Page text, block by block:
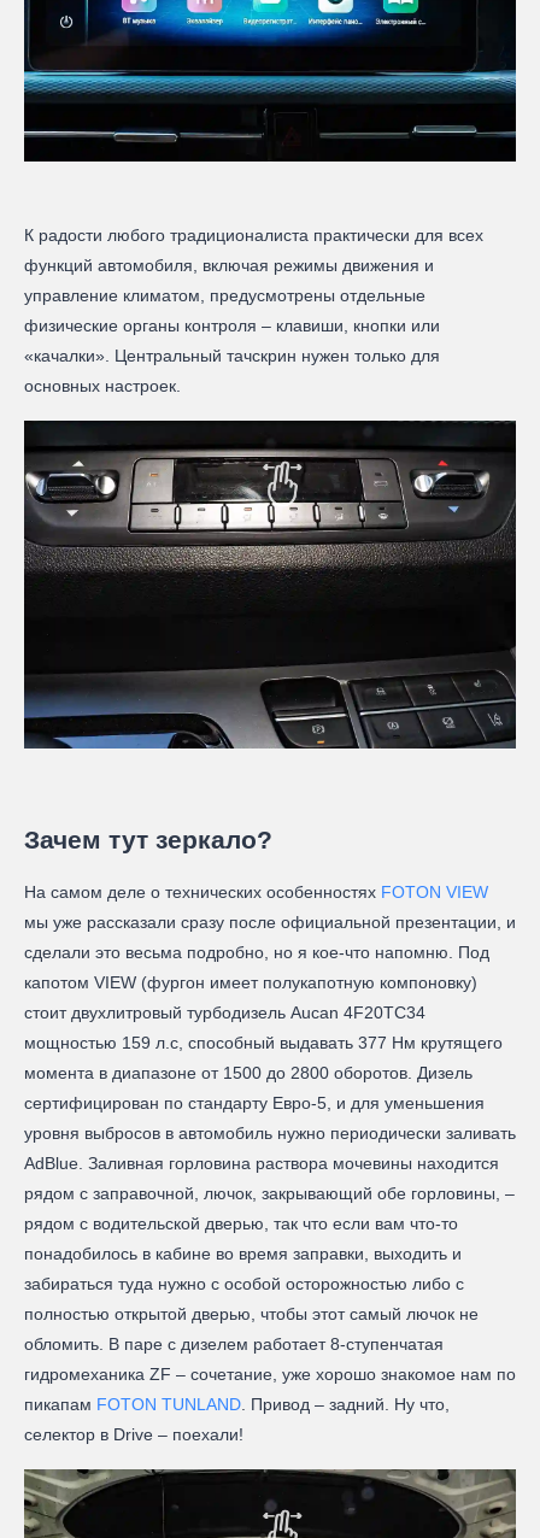
К радости любого традиционалиста практически для всех
функций автомобиля, включая режимы движения и
управление климатом, предусмотрены отдельные
физические органы контроля – клавиши, кнопки или
«качалки». Центральный тачскрин нужен только для
основных настроек.
Зачем тут зеркало?
На самом деле о технических особенностях FOTON VIEW
мы уже рассказали сразу после официальной презентации, и
сделали это весьма подробно, но я кое-что напомню. Под
капотом VIEW (фургон имеет полукапотную компоновку)
стоит двухлитровый турбодизель Aucan 4F20TC34
мощностью 159 л.с, способный выдавать 377 Нм крутящего
момента в диапазоне от 1500 до 2800 оборотов. Дизель
сертифицирован по стандарту Евро-5, и для уменьшения
уровня выбросов в автомобиль нужно периодически заливать
AdBlue. Заливная горловина раствора мочевины находится
рядом с заправочной, лючок, закрывающий обе горловины, –
рядом с водительской дверью, так что если вам что-то
понадобилось в кабине во время заправки, выходить и
забираться туда нужно с особой осторожностью либо с
полностью открытой дверью, чтобы этот самый лючок не
обломить. В паре с дизелем работает 8-ступенчатая
гидромеханика ZF – сочетание, уже хорошо знакомое нам по
пикапам FOTON TUNLAND. Привод – задний. Ну что,
селектор в Drive – поехали!